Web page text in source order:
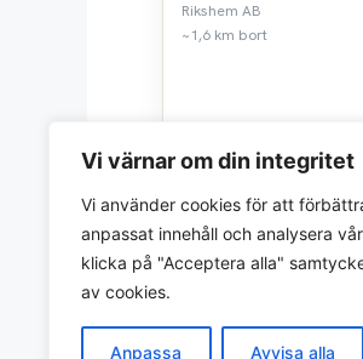
Vi värnar om din integritet
Vi använder cookies för att
anpassat innehåll och analysera
klicka på "Acceptera alla"
av cookies.
Anpassa Avvisa alla
Rikshem AB
~1,6 km bort